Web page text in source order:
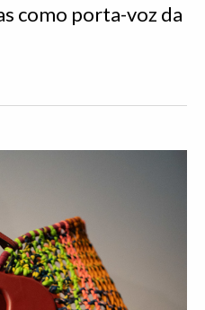
como porta-voz da